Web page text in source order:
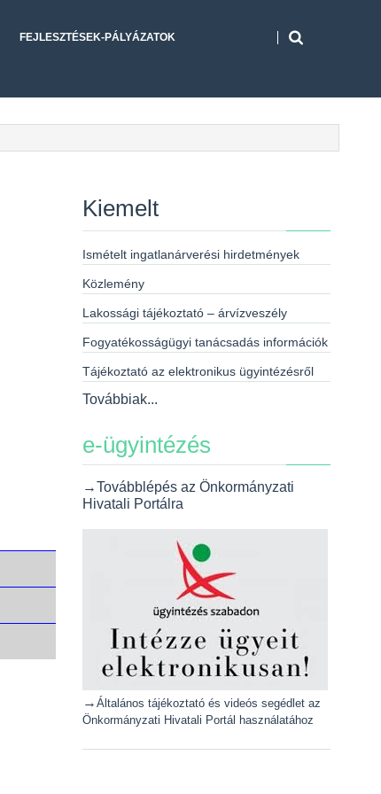
FEJLESZTÉSEK-PÁLYÁZATOK
Kiemelt
Ismételt ingatlanárverési hirdetmények
Közlemény
Lakossági tájékoztató – árvízveszély
Fogyatékosságügyi tanácsadás információk
Tájékoztató az elektronikus ügyintézésről
Továbbiak...
e-ügyintézés
→Továbblépés az Önkormányzati
Hivatali Portálra
→ Általános tájékoztató és videós segédlet az
Önkormányzati Hivatali Portál használatához